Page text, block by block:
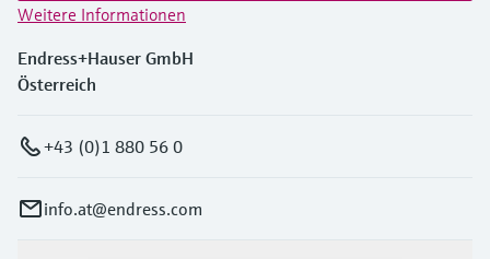
Weitere Informationen
Endress+Hauser GmbH
Österreich
+43 (0)1 880 56 0
info.at@endress.com